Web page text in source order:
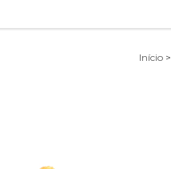
Início >